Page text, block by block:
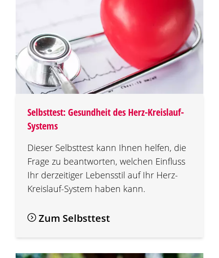
Selbsttest: Gesundheit des Herz-Kreislauf-
Systems
Dieser Selbsttest kann Ihnen helfen, die
Frage zu beantworten, welchen Einfluss
Ihr derzeitiger Lebensstil auf Ihr Herz-
Kreislauf-System haben kann.
Zum Selbsttest